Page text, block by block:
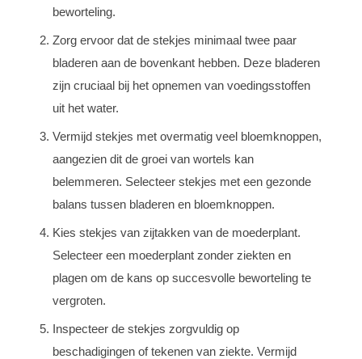
beworteling.
Zorg ervoor dat de stekjes minimaal twee paar
bladeren aan de bovenkant hebben. Deze bladeren
zijn cruciaal bij het opnemen van voedingsstoffen
uit het water.
Vermijd stekjes met overmatig veel bloemknoppen,
aangezien dit de groei van wortels kan
belemmeren. Selecteer stekjes met een gezonde
balans tussen bladeren en bloemknoppen.
Kies stekjes van zijtakken van de moederplant.
Selecteer een moederplant zonder ziekten en
plagen om de kans op succesvolle beworteling te
vergroten.
Inspecteer de stekjes zorgvuldig op
beschadigingen of tekenen van ziekte. Vermijd